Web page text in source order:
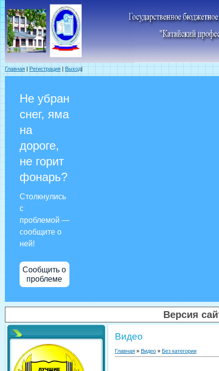
Главная | Регистрация | Выход|
Не убран
снег, яма
на
дороге,
не горит
фонарь?
Столкнулись
с
проблемой —
сообщите о
ней!
Сообщить о
проблеме
Версия
Видео
Главная » Видео » Без категории